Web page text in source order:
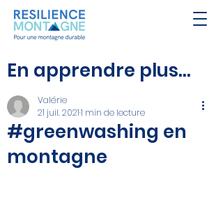
En apprendre plus...
#greenwashing en
montagne
Valérie
21 juil. 20211 min de lecture